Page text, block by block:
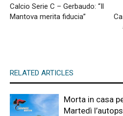
Calcio Serie C – Gerbaudo: “Il
Mantova merita fiducia”
RELATED ARTICLES
Morta in casa
Martedì